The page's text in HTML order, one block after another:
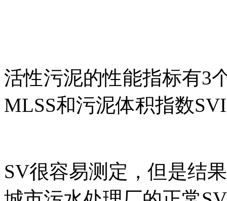
活性污泥的性能指标有3
MLSS和污泥体积指数
SV很容易测定，但是结